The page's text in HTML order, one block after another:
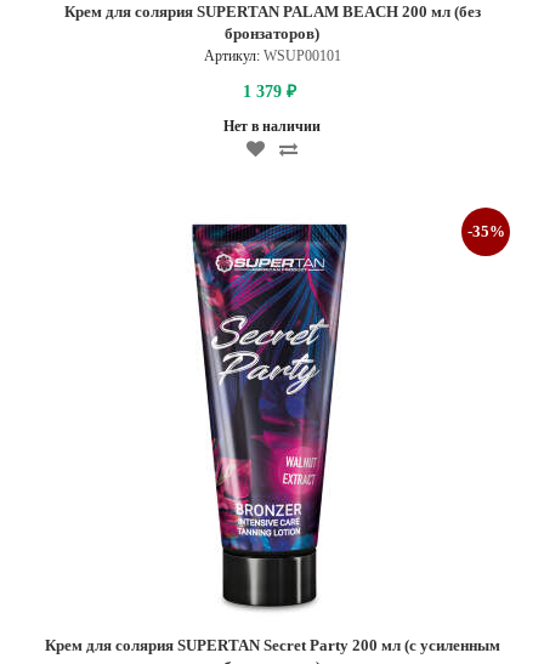
Крем для солярия SUPERTAN PALAM BEACH 200 мл (без
бронзаторов)
Артикул: WSUP00101
1 379 ₽
Нет в наличии
Крем для солярия SUPERTAN Secret Party 200 мл (с усиленным
-35%